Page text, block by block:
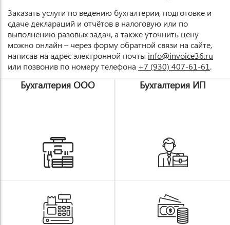
Заказать услуги по ведению бухгалтерии, подготовке и
сдаче деклараций и отчётов в налоговую или по
выполнению разовых задач, а также уточнить цену
можно онлайн – через форму обратной связи на сайте,
написав на адрес электронной почты info@invoice36.ru
или позвонив по номеру телефона +7 (930) 407-61-61.
Бухгалтерия ООО Бухгалтерия ИП
f g